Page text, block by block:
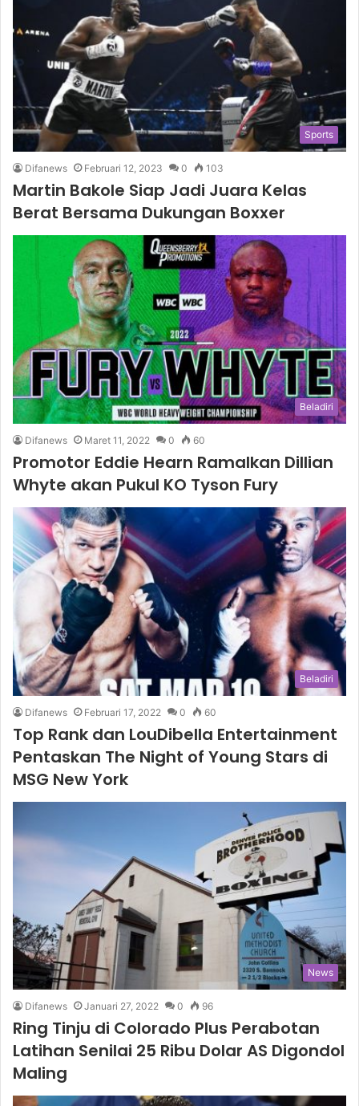
Sports
Difanews Februari 12, 2023 0 103
Martin Bakole Siap Jadi Juara Kelas
Berat Bersama Dukungan Boxxer
Beladiri
Difanews Maret 11, 2022 0 60
Promotor Eddie Hearn Ramalkan Dillian
Whyte akan Pukul KO Tyson Fury
Beladiri
Difanews Februari 17, 2022 0 60
Top Rank dan LouDibella Entertainment
Pentaskan The Night of Young Stars di
MSG New York
News
Difanews Januari 27, 2022 0 96
Ring Tinju di Colorado Plus Perabotan
Latihan Senilai 25 Ribu Dolar AS Digondol
Maling